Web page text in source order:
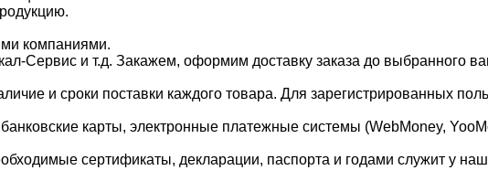
компаниями.
Сервис и т.д. Закажем, оформим доставку заказа до выбранного
и сроки поставки каждого товара. Для зарегистрированных
карты, электронные платежные системы (WebMoney,
сертификаты, декларации, паспорта и годами служит у